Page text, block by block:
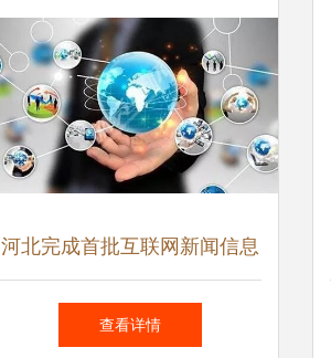
河北完成首批互联网新闻信息
服务许可证换发，多家主流媒
查看详情